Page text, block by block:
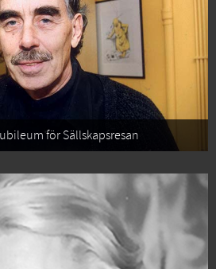
för Sällskapsresan